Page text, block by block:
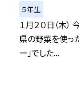
５年生
１月２０日（木
県の野菜を使っ
ー」でした...